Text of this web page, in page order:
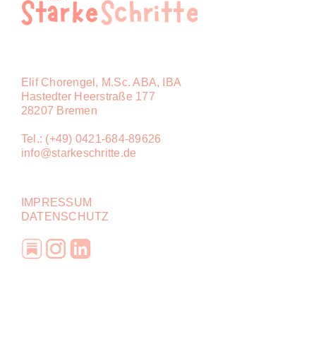
Elif Chorengel, M.Sc. ABA, IBA
Hastedter Heerstraße 177
28207 Bremen
Tel.: (+49) 0421-684-89626
info@starkeschritte.de
IMPRESSUM
DATENSCHUTZ